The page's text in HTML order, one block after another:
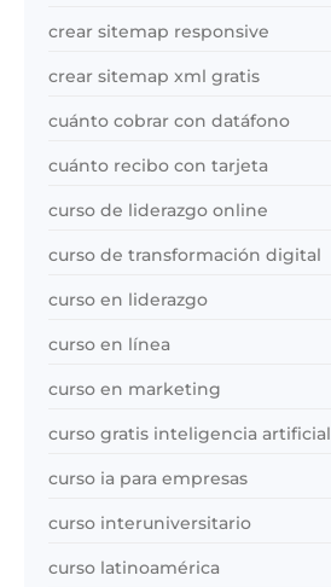
crear sitemap responsive
crear sitemap xml gratis
cuánto cobrar con datáfono
cuánto recibo con tarjeta
curso de liderazgo online
curso de transformación digital
curso en liderazgo
curso en línea
curso en marketing
curso gratis inteligencia artificial
curso ia para empresas
curso interuniversitario
curso latinoamérica